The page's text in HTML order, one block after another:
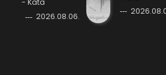
- Kata
2026.08.06.